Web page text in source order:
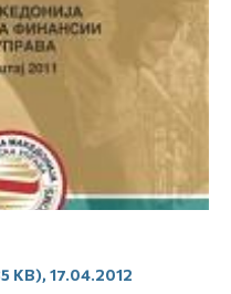
KB), 17.04.2012